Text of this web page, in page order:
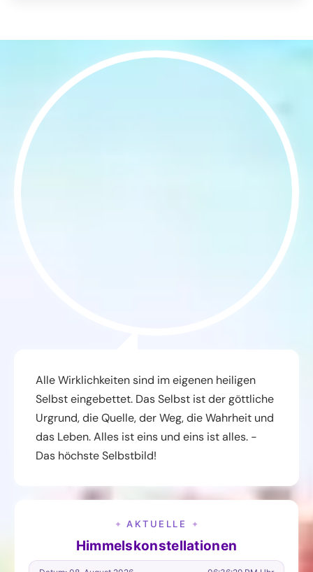
Alle Wirklichkeiten sind im eigenen heiligen
Selbst eingebettet. Das Selbst ist der göttliche
Urgrund, die Quelle, der Weg, die Wahrheit und
das Leben. Alles ist eins und eins ist alles. -
Das höchste Selbstbild!
✦ AKTUELLE ✦
Himmelskonstellationen